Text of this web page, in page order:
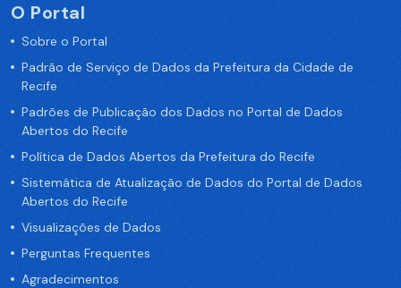
O Portal
Sobre o Portal
Padrão de Serviço de Dados da Prefeitura da Cidade de
Recife
Padrões de Publicação dos Dados no Portal de Dados
Abertos do Recife
Política de Dados Abertos da Prefeitura do Recife
Sistemática de Atualização de Dados do Portal de Dados
Abertos do Recife
Visualizações de Dados
Perguntas Frequentes
Agradecimentos